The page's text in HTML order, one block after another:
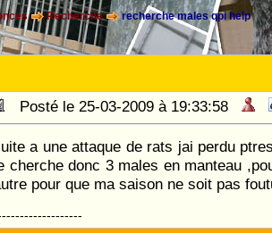
Recherche recherche males qpi help
Posté le 25-03-2009 à 19:33:58
a une attaque de rats jai perdu
cherche donc 3 males en manteau
pour que ma saison ne soit pas